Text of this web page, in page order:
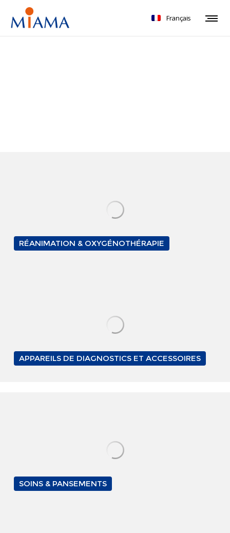
Français
RÉANIMATION & OXYGÉNOTHÉRAPIE
APPAREILS DE DIAGNOSTICS ET ACCESSOIRES
SOINS & PANSEMENTS